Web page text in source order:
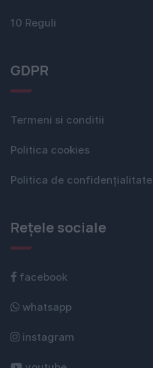
10 Reguli
GDPR
Termeni si conditii
Politica cookies
Politica de confidențialitate
Rețele sociale
facebook
whatsapp
instagram